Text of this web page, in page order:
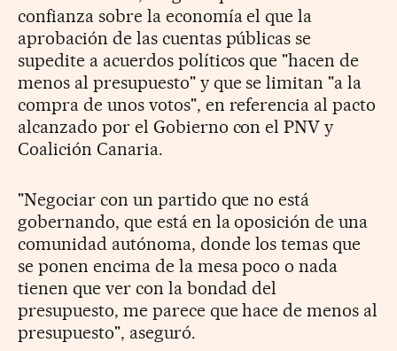
confianza sobre la economía el que la
aprobación de las cuentas públicas se
supedite a acuerdos políticos que "hacen de
menos al presupuesto" y que se limitan "a la
compra de unos votos", en referencia al pacto
alcanzado por el Gobierno con el PNV y
Coalición Canaria.
"Negociar con un partido que no está
gobernando, que está en la oposición de una
comunidad autónoma, donde los temas que
se ponen encima de la mesa poco o nada
tienen que ver con la bondad del
presupuesto, me parece que hace de menos al
presupuesto", aseguró.